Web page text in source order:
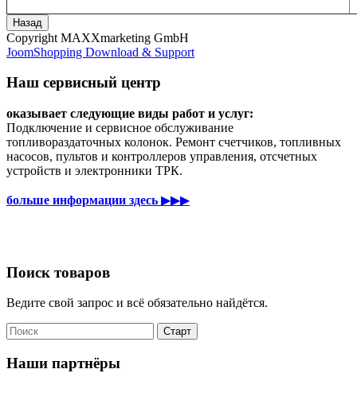
Copyright MAXXmarketing GmbH
JoomShopping Download & Support
Наш сервисный центр
оказывает следующие виды работ и услуг:
Подключение и сервисное обслуживание
топливораздаточных колонок. Ремонт счетчиков, топливных
насосов, пультов и контроллеров управления, отсчетных
устройств и электронники ТРК.
больше информации здесь ▶▶▶
Поиск товаров
Ведите свой запрос и всё обязательно найдётся.
Наши партнёры